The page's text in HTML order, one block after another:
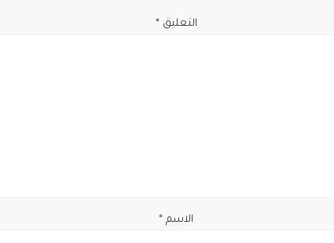
التعليق*
الاسم *